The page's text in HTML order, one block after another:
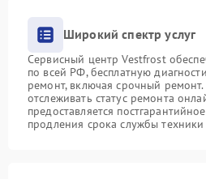
Широкий спектр услуг
Сервисный центр Vestfrost
по всей РФ, бесплатную
ремонт, включая срочный
отслеживать статус ремонта
предоставляется
продления срока службы техники